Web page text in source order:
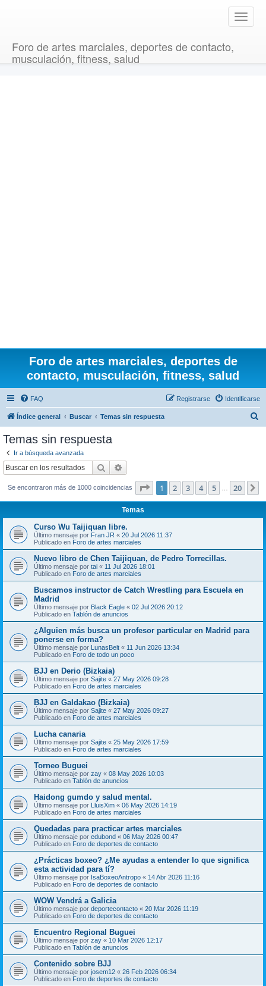
T
o
Foro de artes marciales, deportes de contacto,
musculación, fitness, salud
Foro de artes marciales, deportes de
contacto, musculación, fitness, salud
FAQ Identificarse
Registrarse
Índice general Buscar Temas sin respuesta
Temas sin respuesta
Ir a búsqueda avanzada
Buscar
Se encontraron más de 1000 coincidencias Página de 20
1 2 3 4 5 20
Temas
Curso Wu Taijiquan libre.
Último mensaje por Fran JR « 20 Jul 2026 11:37
Publicado en Foro de artes marciales
Nuevo libro de Chen Taijiquan, de Pedro Torrecillas.
Último mensaje por tai « 11 Jul 2026 18:01
Publicado en Foro de artes marciales
Buscamos instructor de Catch Wrestling para Escuela en
Madrid
Último mensaje por Black Eagle « 02 Jul 2026 20:12
Publicado en Tablón de anuncios
¿Alguien más busca un profesor particular en Madrid para
ponerse en forma?
Último mensaje por LunasBelt « 11 Jun 2026 13:34
Publicado en Foro de todo un poco
BJJ en Derio (Bizkaia)
Último mensaje por Sajite « 27 May 2026 09:28
Publicado en Foro de artes marciales
BJJ en Galdakao (Bizkaia)
Último mensaje por Sajite « 27 May 2026 09:27
Publicado en Foro de artes marciales
Lucha canaria
Último mensaje por Sajite « 25 May 2026 17:59
Publicado en Foro de artes marciales
Torneo Buguei
Último mensaje por zay « 08 May 2026 10:03
Publicado en Tablón de anuncios
Haidong gumdo y salud mental.
Último mensaje por LluisXim « 06 May 2026 14:19
Publicado en Foro de artes marciales
Quedadas para practicar artes marciales
Último mensaje por edubond « 06 May 2026 00:47
Publicado en Foro de deportes de contacto
¿Prácticas boxeo? ¿Me ayudas a entender lo que significa
esta actividad para tí?
Último mensaje por IsaBoxeoAntropo « 14 Abr 2026 11:16
Publicado en Foro de deportes de contacto
WOW Vendrá a Galicia
Último mensaje por deportecontacto « 20 Mar 2026 11:19
Publicado en Foro de deportes de contacto
Encuentro Regional Buguei
Último mensaje por zay « 10 Mar 2026 12:17
Publicado en Tablón de anuncios
Contenido sobre BJJ
Último mensaje por josem12 « 26 Feb 2026 06:34
Publicado en Foro de deportes de contacto